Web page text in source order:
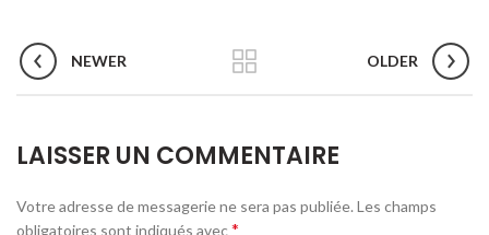
NEWER OLDER
LAISSER UN COMMENTAIRE
Votre adresse de messagerie ne sera pas publiée. Les champs
obligatoires sont indiqués avec*